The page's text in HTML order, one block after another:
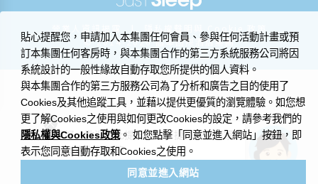
|
© 2014-2026 晶華國際酒店集團
貼心提醒您，申請加入本集團任何會員、參與任何活動計畫或預
訂本集團任何客房時，與本集團合作的第三方系統服務公司將因
系統設計的一般性緣故自動存取您所提供的個人資料。
與本集團合作的第三方服務公司為了分析和廣告之目的使用了
Cookies及其他追蹤工具，並藉以提供更優質的瀏覽體驗。如您想
更了解Cookies之使用與如何更改Cookies的設定，請參考我們的
隱私權與Cookies政策 。 如您點擊「同意並進入網站」按鈕，即
表示您同意自動存取和Cookies之使用。
同意並進入網站
您好，歡迎在此提出問題，捷絲旅小管家
很樂意為您解答。